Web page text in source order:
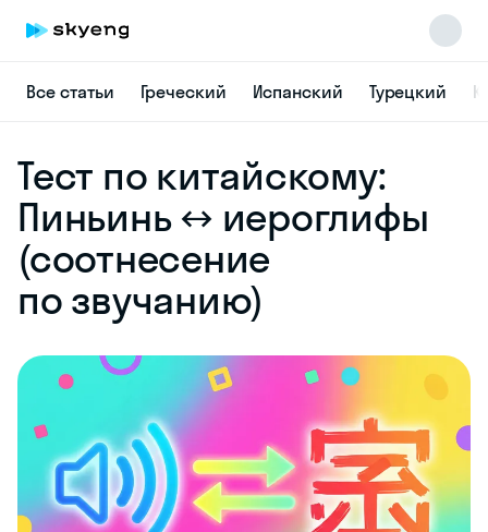
Все статьи Греческий Испанский Турецкий
Тест по китайскому:
Пиньинь ↔ иероглифы
(соотнесение
по звучанию)
online